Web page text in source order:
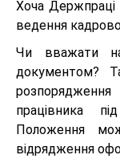
Хоча
ведення
Чи вважати
документом?
працівника
Положення
відрядження